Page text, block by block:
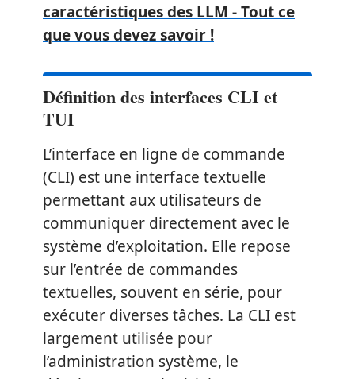
caractéristiques des LLM - Tout ce
que vous devez savoir !
Définition des interfaces CLI et
TUI
L’interface en ligne de commande
(CLI) est une interface textuelle
permettant aux utilisateurs de
communiquer directement avec le
système d’exploitation. Elle repose
sur l’entrée de commandes
textuelles, souvent en série, pour
exécuter diverses tâches. La CLI est
largement utilisée pour
l’administration système, le